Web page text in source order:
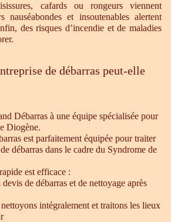
cafards ou rongeurs viennent
nauséabondes et insoutenables alertent
des risques d’incendie et de maladies
de débarras peut-elle
Débarras à une équipe spécialisée pour
Diogène.
est parfaitement équipée pour traiter
débarras dans le cadre du Syndrome de
est efficace :
de débarras et de nettoyage après
intégralement et traitons les lieux